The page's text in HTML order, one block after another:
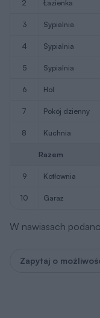
2 łazienka
3 sypialnia
4 sypialnia
5 sypialnia
6 hol
7 pokój dzienny
8 kuchnia
Razem
9 kotłownia
10 garaż
W nawiasach
Zapytaj o